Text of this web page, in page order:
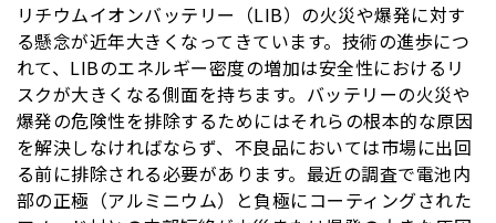
リチウムイオンバッテリー（LIB）の火災や爆発に対す
る懸念が近年大きくなってきています。技術の進歩につ
れて、LIBのエネルギー密度の増加は安全性におけるリ
スクが大きくなる側面を持ちます。バッテリーの火災や
爆発の危険性を排除するためにはそれらの根本的な原因
を解決しなければならず、不良品においては市場に出回
る前に排除される必要があります。最近の調査で電池内
部の正極（アルミニウム）と負極にコーティングされた